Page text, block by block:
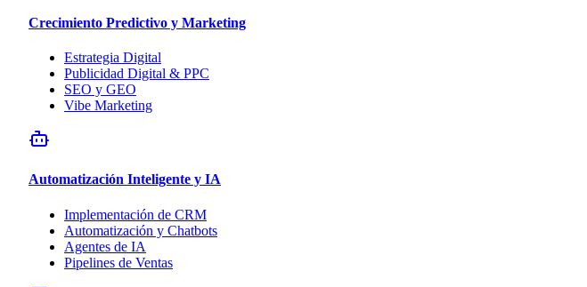
Crecimiento Predictivo y Marketing
Estrategia Digital
Publicidad Digital & PPC
SEO y GEO
Vibe Marketing
Automatización Inteligente y IA
Implementación de CRM
Automatización y Chatbots
Agentes de IA
Pipelines de Ventas